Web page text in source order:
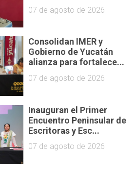
07 de agosto de 2026
Consolidan IMER y
Gobierno de Yucatán
alianza para fortalece...
07 de agosto de 2026
Inauguran el Primer
Encuentro Peninsular de
Escritoras y Esc...
07 de agosto de 2026